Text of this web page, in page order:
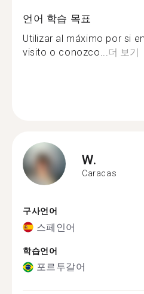
언어 학습 목표
Utilizar al máximo por si
visito o conozco...더 보기
W.
Caracas
구사언어
스페인어
학습언어
포르투갈어